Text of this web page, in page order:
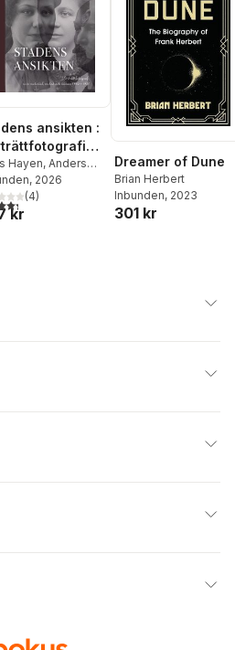
röster:
ansikten :
material,
och minne
1930
Hayen, Anders
,Anna Näslund
von Matérn
,Ann-Sofi
, 2026
5 stjärnor. Totalt antal röster:
(4)
kr
Dreamer of Dune
Brian Herbert
Inbunden, 2023
301 kr